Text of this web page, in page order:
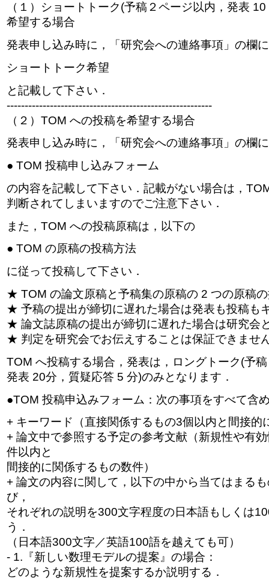
（１）ショートトーク(予稿２ページ以内，発表
希望する場合
発表申し込み時に，「研究会への連絡事項」の欄
ショートトーク希望
と記載して下さい．
---------------------------------------------------------
（２）TOM への投稿を希望する場合
発表申し込み時に，「研究会への連絡事項」の欄
● TOM 投稿申し込みフォーム
の内容を記載して下さい．記載がない場合は，
判断されてしまいますのでご注意下さい．
また，TOM への投稿原稿は，以下の
● TOM の原稿の投稿方法
に従って投稿して下さい．
★ TOM の論文原稿と予稿集の原稿の 2 つの原稿
★ 予稿の提出が締切に遅れた場合は発表も投稿も
★ 論文誌原稿の提出が締切に遅れた場合は研究会
★ 判定を研究会でお伝えすることは保証できませ
TOM へ投稿する場合，発表は，ロングトーク(予
発表 20分，質疑応答 5 分)のみとなります．
●TOM 投稿申込みフォーム：次の事項をすべて含
+ キーワード（直接関係するもの3個以内と間接的
+ 論文中で参照する予定の参考文献（新規性や有
件以内と
間接的に関係するもの数件）
+ 論文の内容に関して，以下の中から当てはまる
び，
それぞれの説明を300文字程度の日本語もしくは
う．
（日本語300文字／英語100語を越えても可）
- 1.『新しい数理モデルの提案』の場合：
どのような新規性を提案するか説明する．